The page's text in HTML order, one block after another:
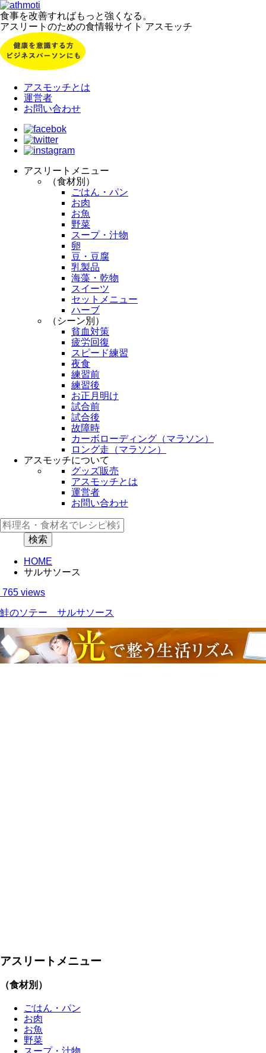
食事を改善すればもっと強くなる。
アスリートのための食情報サイト アスモッチ
アスモッチとは
運営者
お問い合わせ
アスリートメニュー
（食材別）
ごはん・パン
お肉
お魚
野菜
スープ・汁物
卵
豆・豆腐
乳製品
海藻・乾物
スイーツ
セットメニュー
ハーブ
（シーン別）
貧血対策
疲労回復
スピード練習
夜食
練習前
練習後
お正月明け
試合前
試合後
故障時
カーボローディング（マラソン）
ロング走（マラソン）
アスモッチについて
グッズ販売
アスモッチとは
運営者
お問い合わせ
HOME
サルサソース
765 views
鮭のソテー サルサソース
アスリートメニュー
（食材別）
ごはん・パン
お肉
お魚
野菜